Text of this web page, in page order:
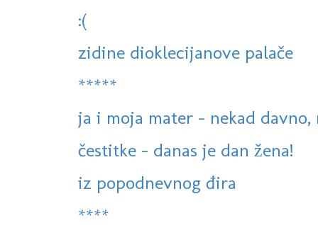
:(
zidine dioklecijanove palače
*****
ja i moja mater - nekad davno,
čestitke - danas je dan žena!
iz popodnevnog đira
****